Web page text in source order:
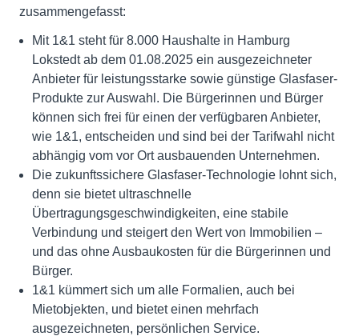
zusammengefasst:
Mit 1&1 steht für 8.000 Haushalte in Hamburg
Lokstedt ab dem 01.08.2025 ein ausgezeichneter
Anbieter für leistungsstarke sowie günstige Glasfaser-
Produkte zur Auswahl. Die Bürgerinnen und Bürger
können sich frei für einen der verfügbaren Anbieter,
wie 1&1, entscheiden und sind bei der Tarifwahl nicht
abhängig vom vor Ort ausbauenden Unternehmen.
Die zukunftssichere Glasfaser-Technologie lohnt sich,
denn sie bietet ultraschnelle
Übertragungsgeschwindigkeiten, eine stabile
Verbindung und steigert den Wert von Immobilien –
und das ohne Ausbaukosten für die Bürgerinnen und
Bürger.
1&1 kümmert sich um alle Formalien, auch bei
Mietobjekten, und bietet einen mehrfach
ausgezeichneten, persönlichen Service.